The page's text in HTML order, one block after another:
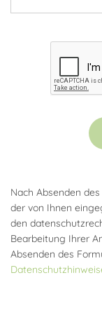
Nach Absenden
der von Ihnen
den
Bearbeitung Ihrer
Absenden des